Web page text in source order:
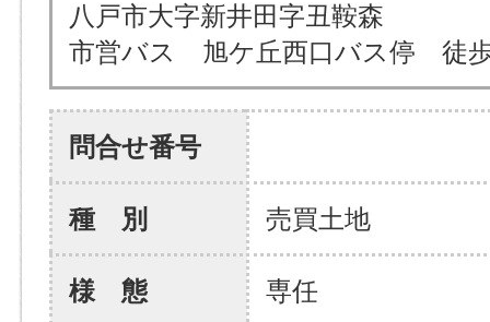
八戸市大字新井田字丑鞍森
市営バス 旭ケ丘西口バス停 徒
問合せ番号
種 別 売買土地
様 態 専任